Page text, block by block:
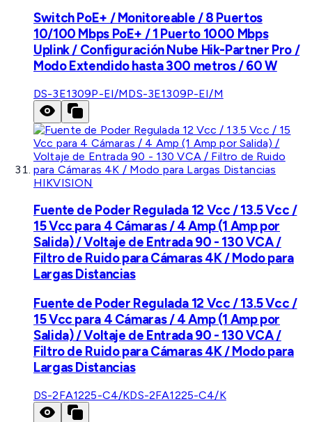
Switch PoE+ / Monitoreable / 8 Puertos
10/100 Mbps PoE+ / 1 Puerto 1000 Mbps
Uplink / Configuración Nube Hik-Partner Pro /
Modo Extendido hasta 300 metros / 60 W
DS-3E1309P-EI/MDS-3E1309P-EI/M
HIKVISION
Fuente de Poder Regulada 12 Vcc / 13.5 Vcc /
15 Vcc para 4 Cámaras / 4 Amp (1 Amp por
Salida) / Voltaje de Entrada 90 - 130 VCA /
Filtro de Ruido para Cámaras 4K / Modo para
Largas Distancias
Fuente de Poder Regulada 12 Vcc / 13.5 Vcc /
15 Vcc para 4 Cámaras / 4 Amp (1 Amp por
Salida) / Voltaje de Entrada 90 - 130 VCA /
Filtro de Ruido para Cámaras 4K / Modo para
Largas Distancias
DS-2FA1225-C4/KDS-2FA1225-C4/K